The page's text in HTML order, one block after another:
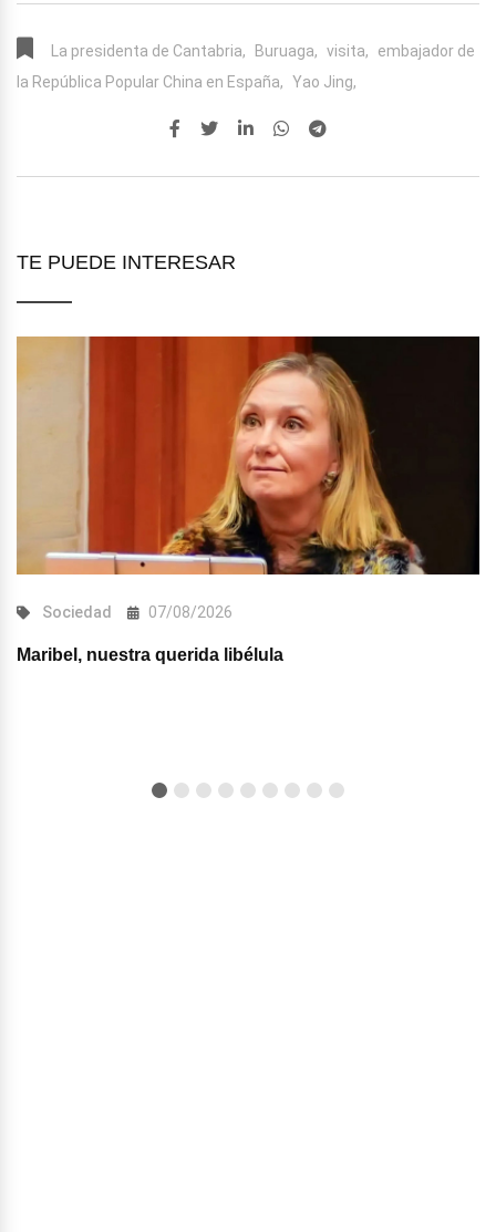
La presidenta de Cantabria, Buruaga, visita,
embajador de
la República Popular China en España, Yao Jing,
TE PUEDE INTERESAR
Sociedad 07/08/2026
Maribel, nuestra querida libélula